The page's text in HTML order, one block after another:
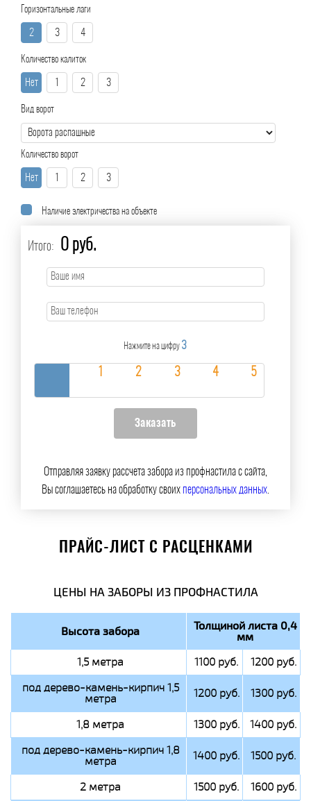
Горизонтальные лаги
2 3 4
Количество калиток
Нет 2 3
Вид ворот
Количество ворот
Нет 2 3
Наличие электричества на объекте
Итого: 0 руб.
Нажмите на цифру 3
Отправляя заявку рассчета забора из профнастила с сайта,
Вы соглашаетесь на обработку своихперсональных данных.
ПРАЙС-ЛИСТ С РАСЦЕНКАМИ
ЦЕНЫ НА ЗАБОРЫ ИЗ ПРОФНАСТИЛА
Высота забора Толщиной листа 0,4
мм
1,5 метра 1100 руб.
1200 руб.
под дерево-камень-кирпич 1,5
метра 1200 руб. 1300 руб.
1,8 метра 1300 руб.
1400 руб.
под дерево-камень-кирпич 1,8
метра 1400 руб. 1500 руб.
2 метра 1500 руб. 1600 руб.